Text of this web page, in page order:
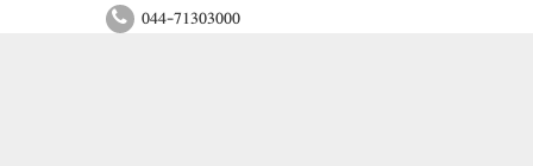
044-71303000